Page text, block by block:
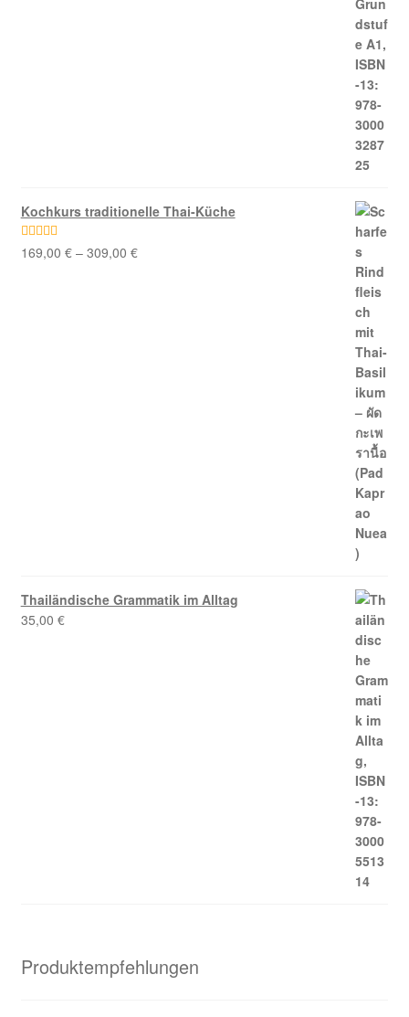
Kochkurs traditionelle Thai-Küche
Bewertet mit
169,00 €– 309,00 €
Thailändische Grammatik im Alltag
35,00 €
Produktempfehlungen